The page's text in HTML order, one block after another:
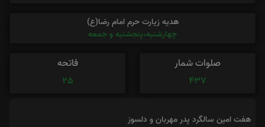
هدیه زیارت حرم امام رضا(ع)
چهارشنبه،پنجشنبه و جمعه
صلوات شمار
437
فاتحه
25
هفت امین سالگرد پدر مهربان و دلسوز